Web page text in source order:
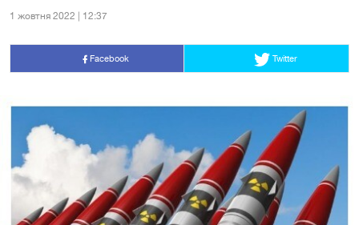
1 жовтня 2022 | 12:37
Facebook Twitter